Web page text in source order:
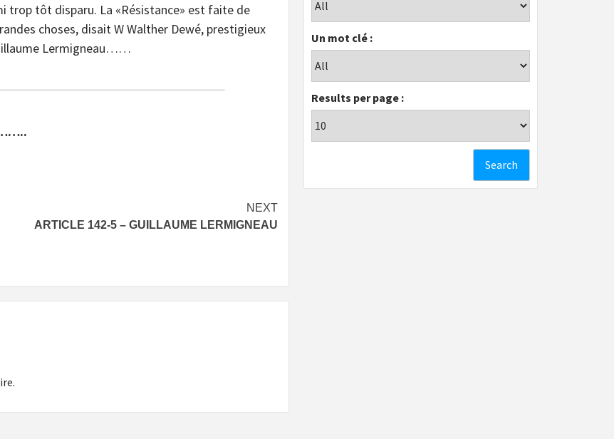
trop tôt disparu. La «Résistance» est faite de
choses, disait W Walther Dewé, prestigieux
Lermigneau……
NEXT
ARTICLE 142-5 – GUILLAUME LERMIGNEAU
Un mot clé :
Results per page :